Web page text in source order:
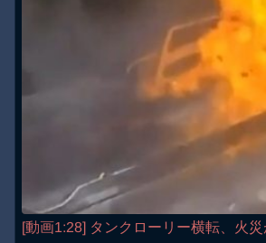
[動画1:28] タンクローリー横転、火